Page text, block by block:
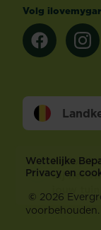
Volg
Footer
Wettelijke
Privacy en
© 2026
voorbehouden.